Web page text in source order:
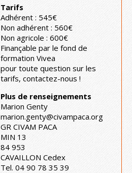
Tarifs
Adhérent : 545€
Non adhérent : 560€
Non agricole : 600€
Finançable par le fond de
formation Vivea
pour toute question sur les
tarifs, contactez-nous !
Plus de renseignements
Marion Genty
marion.genty@civampaca.org
GR CIVAM PACA
MIN 13
84 953
CAVAILLON Cedex
Tel. 04 90 78 35 39